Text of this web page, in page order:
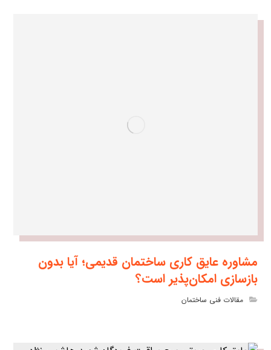
مشاوره عایق کاری ساختمان قدیمی؛ آیا بدون
بازسازی امکان‌پذیر است؟
مقالات فنی ساختمان